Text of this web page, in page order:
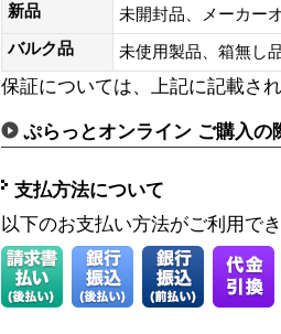
新品
未開封品、メーカー
バルク品
未使用製品、箱無
保証については、上記に記載さ
ぷらっとオンライン ご購入の
支払方法について
以下のお支払い方法がご利用で